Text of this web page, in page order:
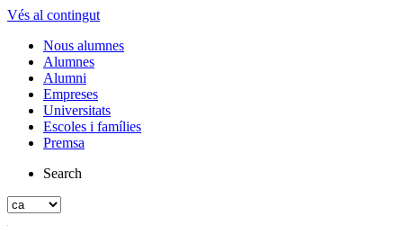
Vés al contingut
Nous alumnes
Alumnes
Alumni
Empreses
Universitats
Escoles i famílies
Premsa
Search